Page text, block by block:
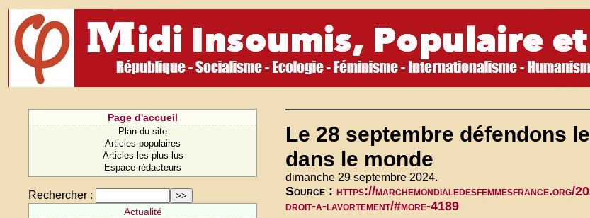
Page d'accueil
Plan du site
Articles populaires
Articles les plus lus
Espace rédacteurs
Rechercher :
Actualité
Le 28 septembre défendons
dans le monde
dimanche 29 septembre 2024.
Source :https://marchemondialedesfemmesfrance.org/
droit-a-lavortement/#more-4189